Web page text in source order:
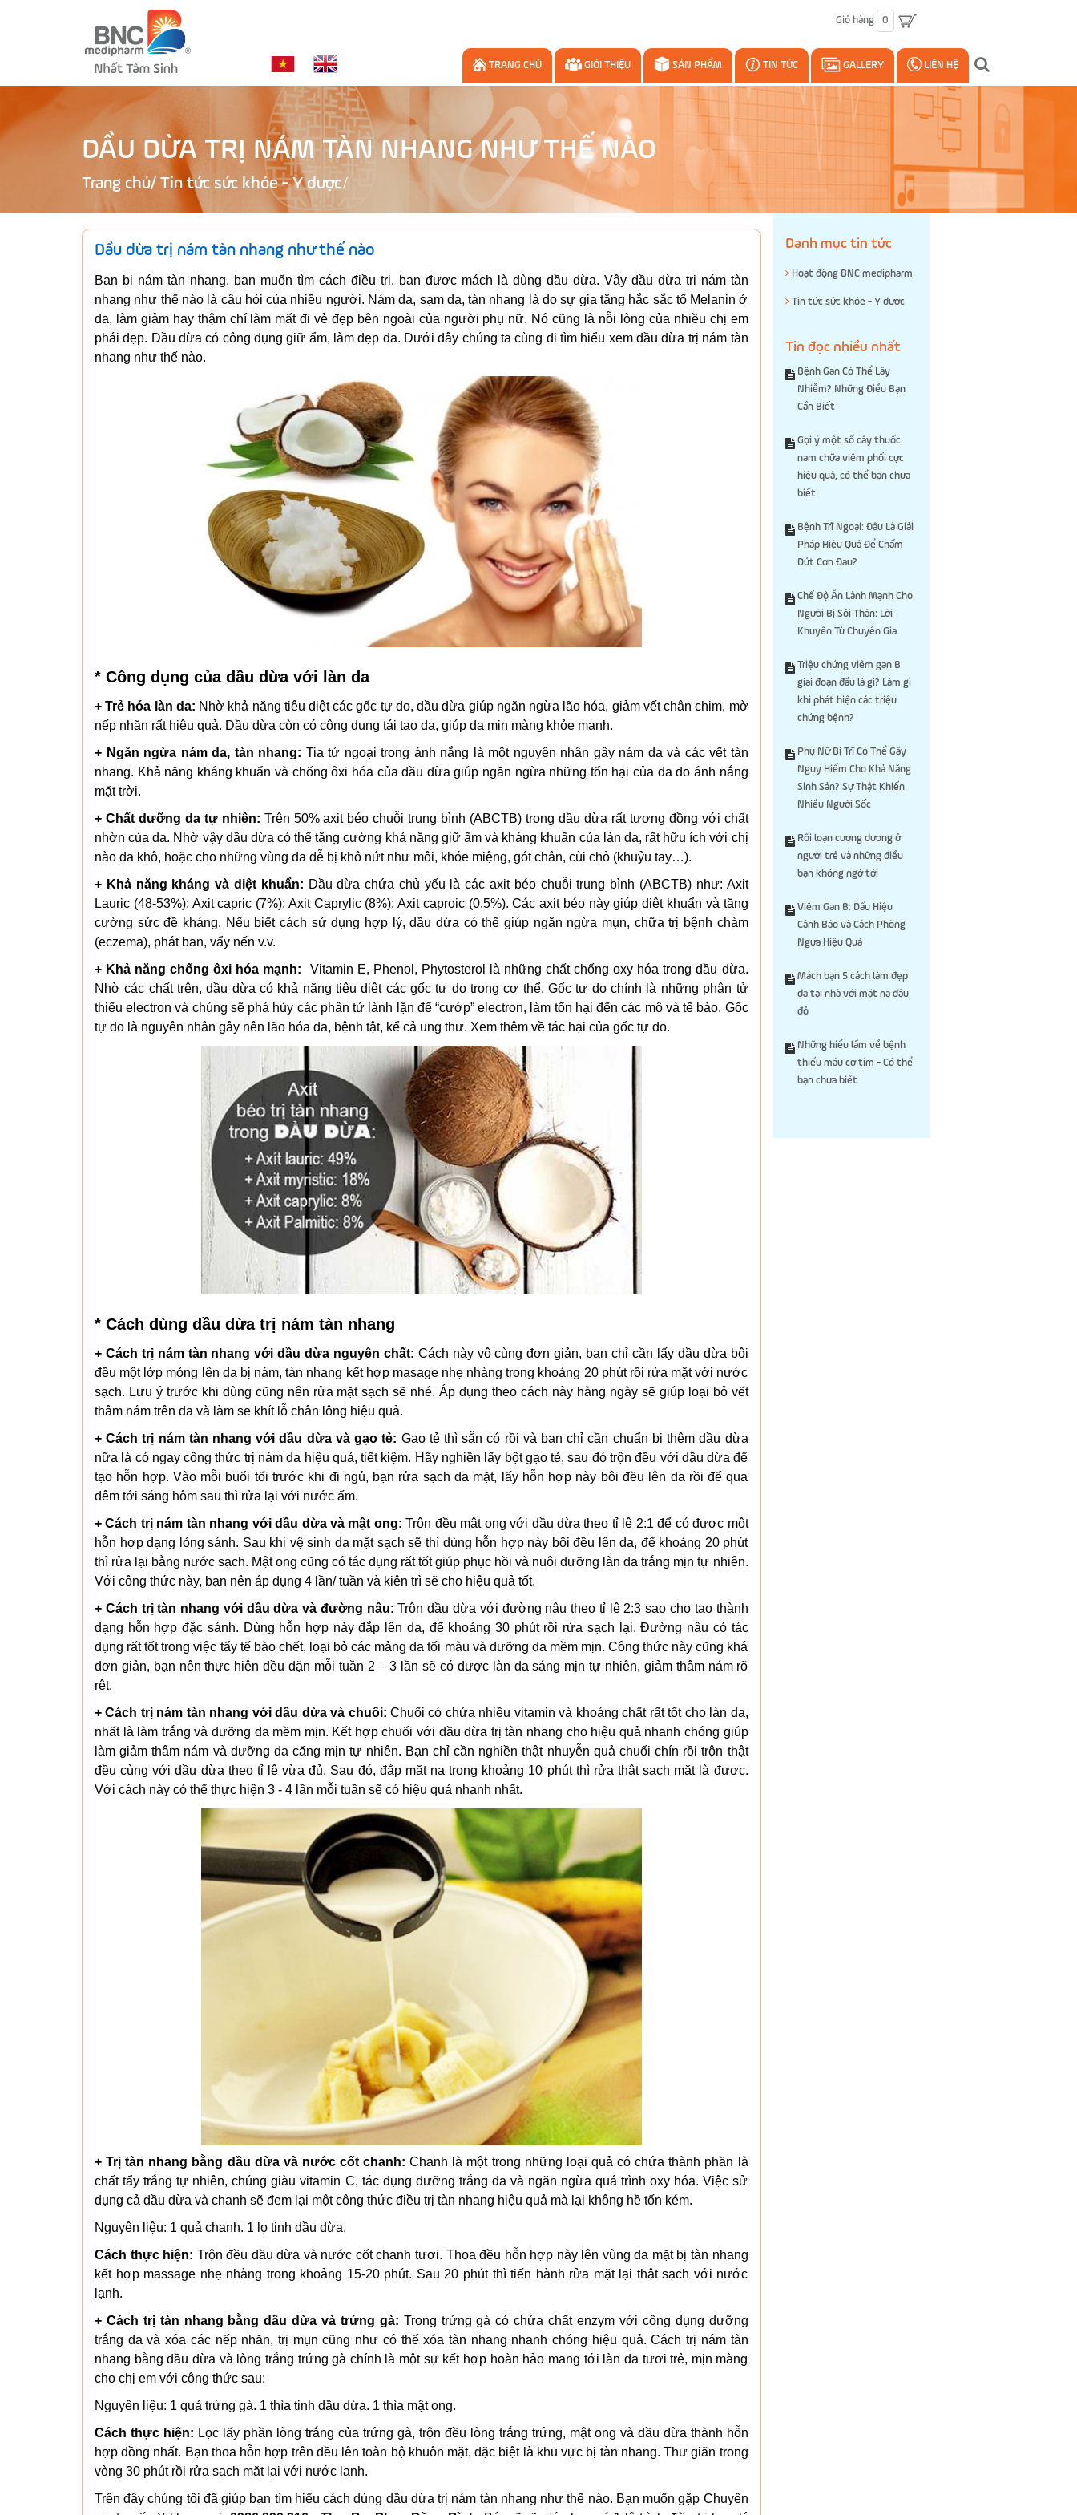
Giỏ hàng 0
TRANG CHỦ GIỚI THIỆU SẢN PHẨM TIN TỨC GALLERY LIÊN HỆ
DẦU DỪA TRỊ NÁM TÀN NHANG NHƯ THẾ NÀO
Trang chủ/ Tin tức sức khỏe - Y dược
Dầu dừa trị nám tàn nhang như thế nào
Bạn bị nám tàn nhang, bạn muốn tìm cách điều trị, bạn được mách là dùng dầu dừa. Vậy dầu dừa trị nám tàn
nhang như thế nào là câu hỏi của nhiều người. Nám da, sạm da, tàn nhang là do sự gia tăng hắc sắc tố Melanin ở
da, làm giảm hay thậm chí làm mất đi vẻ đẹp bên ngoài của người phụ nữ. Nó cũng là nỗi lòng của nhiều chị em
phái đẹp. Dầu dừa có công dụng giữ ẩm, làm đẹp da. Dưới đây chúng ta cùng đi tìm hiểu xem dầu dừa trị nám tàn
nhang như thế nào.
* Công dụng của dầu dừa với làn da
+ Trẻ hóa làn da: Nhờ khả năng tiêu diệt các gốc tự do, dầu dừa giúp ngăn ngừa lão hóa, giảm vết chân chim, mờ
nếp nhăn rất hiệu quả. Dầu dừa còn có công dụng tái tạo da, giúp da mịn màng khỏe mạnh.
+ Ngăn ngừa nám da, tàn nhang: Tia tử ngoại trong ánh nắng là một nguyên nhân gây nám da và các vết tàn
nhang. Khả năng kháng khuẩn và chống ôxi hóa của dầu dừa giúp ngăn ngừa những tổn hại của da do ánh nắng
mặt trời.
+ Chất dưỡng da tự nhiên: Trên 50% axit béo chuỗi trung bình (ABCTB) trong dầu dừa rất tương đồng với chất
nhờn của da. Nhờ vậy dầu dừa có thể tăng cường khả năng giữ ẩm và kháng khuẩn của làn da, rất hữu ích với chị
nào da khô, hoặc cho những vùng da dễ bị khô nứt như môi, khóe miệng, gót chân, cùi chỏ (khuỷu tay…).
+ Khả năng kháng và diệt khuẩn: Dầu dừa chứa chủ yếu là các axit béo chuỗi trung bình (ABCTB) như: Axit
Lauric (48-53%); Axit capric (7%); Axit Caprylic (8%); Axit caproic (0.5%). Các axit béo này giúp diệt khuẩn và tăng
cường sức đề kháng. Nếu biết cách sử dụng hợp lý, dầu dừa có thể giúp ngăn ngừa mụn, chữa trị bệnh chàm
(eczema), phát ban, vẩy nến v.v.
+ Khả năng chống ôxi hóa mạnh: Vitamin E, Phenol, Phytosterol là những chất chống oxy hóa trong dầu dừa.
Nhờ các chất trên, dầu dừa có khả năng tiêu diệt các gốc tự do trong cơ thể. Gốc tự do chính là những phân tử
thiếu electron và chúng sẽ phá hủy các phân tử lành lặn để “cướp” electron, làm tổn hại đến các mô và tế bào. Gốc
tự do là nguyên nhân gây nên lão hóa da, bệnh tật, kể cả ung thư. Xem thêm về tác hại của gốc tự do.
* Cách dùng dầu dừa trị nám tàn nhang
+ Cách trị nám tàn nhang với dầu dừa nguyên chất: Cách này vô cùng đơn giản, bạn chỉ cần lấy dầu dừa bôi
đều một lớp mỏng lên da bị nám, tàn nhang kết hợp masage nhẹ nhàng trong khoảng 20 phút rồi rửa mặt với nước
sạch. Lưu ý trước khi dùng cũng nên rửa mặt sạch sẽ nhé. Áp dụng theo cách này hàng ngày sẽ giúp loại bỏ vết
thâm nám trên da và làm se khít lỗ chân lông hiệu quả.
+ Cách trị nám tàn nhang với dầu dừa và gạo tẻ: Gạo tẻ thì sẵn có rồi và bạn chỉ cần chuẩn bị thêm dầu dừa
nữa là có ngay công thức trị nám da hiệu quả, tiết kiệm. Hãy nghiền lấy bột gạo tẻ, sau đó trộn đều với dầu dừa để
tạo hỗn hợp. Vào mỗi buổi tối trước khi đi ngủ, bạn rửa sạch da mặt, lấy hỗn hợp này bôi đều lên da rồi để qua
đêm tới sáng hôm sau thì rửa lại với nước ấm.
+ Cách trị nám tàn nhang với dầu dừa và mật ong: Trộn đều mật ong với dầu dừa theo tỉ lệ 2:1 để có được một
hỗn hợp dạng lỏng sánh. Sau khi vệ sinh da mặt sạch sẽ thì dùng hỗn hợp này bôi đều lên da, để khoảng 20 phút
thì rửa lại bằng nước sạch. Mật ong cũng có tác dụng rất tốt giúp phục hồi và nuôi dưỡng làn da trắng mịn tự nhiên.
Với công thức này, bạn nên áp dụng 4 lần/ tuần và kiên trì sẽ cho hiệu quả tốt.
+ Cách trị tàn nhang với dầu dừa và đường nâu: Trộn dầu dừa với đường nâu theo tỉ lệ 2:3 sao cho tạo thành
dạng hỗn hợp đặc sánh. Dùng hỗn hợp này đắp lên da, để khoảng 30 phút rồi rửa sạch lại. Đường nâu có tác
dụng rất tốt trong việc tẩy tế bào chết, loại bỏ các mảng da tối màu và dưỡng da mềm mịn. Công thức này cũng khá
đơn giản, bạn nên thực hiện đều đặn mỗi tuần 2 – 3 lần sẽ có được làn da sáng mịn tự nhiên, giảm thâm nám rõ
rệt.
+ Cách trị nám tàn nhang với dầu dừa và chuối: Chuối có chứa nhiều vitamin và khoáng chất rất tốt cho làn da,
nhất là làm trắng và dưỡng da mềm mịn. Kết hợp chuối với dầu dừa trị tàn nhang cho hiệu quả nhanh chóng giúp
làm giảm thâm nám và dưỡng da căng mịn tự nhiên. Bạn chỉ cần nghiền thật nhuyễn quả chuối chín rồi trộn thật
đều cùng với dầu dừa theo tỉ lệ vừa đủ. Sau đó, đắp mặt nạ trong khoảng 10 phút thì rửa thật sạch mặt là được.
Với cách này có thể thực hiện 3 - 4 lần mỗi tuần sẽ có hiệu quả nhanh nhất.
+ Trị tàn nhang bằng dầu dừa và nước cốt chanh:Chanh là một trong những loại quả có chứa thành phần là
chất tẩy trắng tự nhiên, chúng giàu vitamin C, tác dụng dưỡng trắng da và ngăn ngừa quá trình oxy hóa. Việc sử
dụng cả dầu dừa và chanh sẽ đem lại một công thức điều trị tàn nhang hiệu quả mà lại không hề tốn kém.
Nguyên liệu: 1 quả chanh. 1 lọ tinh dầu dừa.
Cách thực hiện: Trộn đều dầu dừa và nước cốt chanh tươi. Thoa đều hỗn hợp này lên vùng da mặt bị tàn nhang
kết hợp massage nhẹ nhàng trong khoảng 15-20 phút. Sau 20 phút thì tiến hành rửa mặt lại thật sạch với nước
lạnh.
+ Cách trị tàn nhang bằng dầu dừa và trứng gà: Trong trứng gà có chứa chất enzym với công dụng dưỡng
trắng da và xóa các nếp nhăn, trị mụn cũng như có thể xóa tàn nhang nhanh chóng hiệu quả. Cách trị nám tàn
nhang bằng dầu dừa và lòng trắng trứng gà chính là một sự kết hợp hoàn hảo mang tới làn da tươi trẻ, mịn màng
cho chị em với công thức sau:
Nguyên liệu: 1 quả trứng gà. 1 thìa tinh dầu dừa. 1 thìa mật ong.
Cách thực hiện: Lọc lấy phần lòng trắng của trứng gà, trộn đều lòng trắng trứng, mật ong và dầu dừa thành hỗn
hợp đồng nhất. Bạn thoa hỗn hợp trên đều lên toàn bộ khuôn mặt, đặc biệt là khu vực bị tàn nhang. Thư giãn trong
vòng 30 phút rồi rửa sạch mặt lại với nước lạnh.
Trên đây chúng tôi đã giúp bạn tìm hiểu cách dùng dầu dừa trị nám tàn nhang như thế nào. Bạn muốn gặp Chuyên
Danh mục tin tức
Hoạt động BNC medipharm
Tin tức sức khỏe - Y dược
Tin đọc nhiều nhất
Bệnh Gan Có Thể Lây
Nhiễm? Những Điều Bạn
Cần Biết
Gợi ý một số cây thuốc
nam chữa viêm phổi cực
hiệu quả, có thể bạn chưa
biết
Bệnh Trĩ Ngoại: Đâu Là Giải
Pháp Hiệu Quả Để Chấm
Dứt Cơn Đau?
Chế Độ Ăn Lành Mạnh Cho
Người Bị Sỏi Thận: Lời
Khuyên Từ Chuyên Gia
Triệu chứng viêm gan B
giai đoạn đầu là gì? Làm gì
khi phát hiện các triệu
chứng bệnh?
Phụ Nữ Bị Trĩ Có Thể Gây
Nguy Hiểm Cho Khả Năng
Sinh Sản? Sự Thật Khiến
Nhiều Người Sốc
Rối loạn cương dương ở
người trẻ và những điều
bạn không ngờ tới
Viêm Gan B: Dấu Hiệu
Cảnh Báo và Cách Phòng
Ngừa Hiệu Quả
Mách bạn 5 cách làm đẹp
da tại nhà với mặt nạ đậu
đỏ
Những hiểu lầm về bệnh
thiếu máu cơ tim - Có thể
bạn chưa biết